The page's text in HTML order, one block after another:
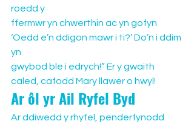
roedd y
ffermwr yn chwerthin ac yn gofyn
‘Oedd e’n ddigon mawr i ti?’ Do’n i ddim
yn
gwybod ble i edrych!” Er y gwaith
caled, cafodd Mary llawer o hwyl!
Ar ôl yr Ail Ryfel Byd
Ar ddiwedd y rhyfel, penderfynodd